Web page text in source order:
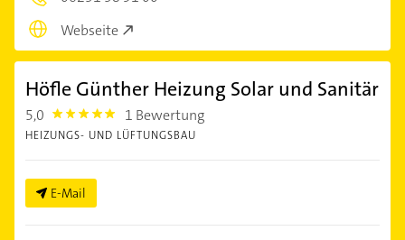
Webseite
Höfle Günther Heizung Solar und Sanitär
5,0 5.0 1 Bewertung
HEIZUNGS- UND LÜFTUNGSBAU
E-Mail